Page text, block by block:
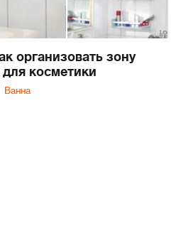
организовать зону
косметики
Ванна